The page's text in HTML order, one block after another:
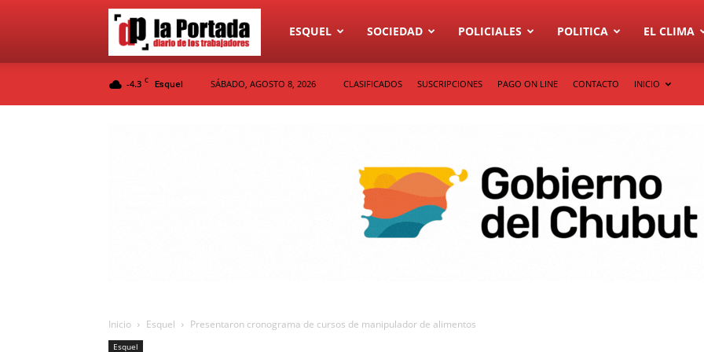
Diario
ESQUEL SOCIEDAD POLICIALES POLITICA EL CLIMA
-4.3 C Esquel SÁBADO, AGOSTO 8, 2026 CLASIFICADOS SUSCRIPCIONES PAGO ON LINE CONTACTO INICIO
Inicio Esquel Presentaron cronograma de cursos de manipulador de alimentos
Esquel